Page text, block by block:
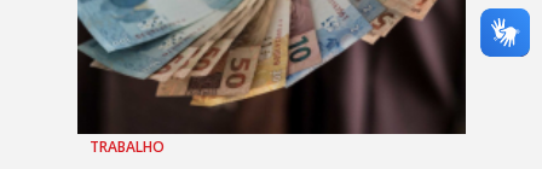
TRABALHO